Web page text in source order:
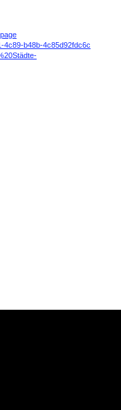
4c89-b48b-4c85d92fdc6c